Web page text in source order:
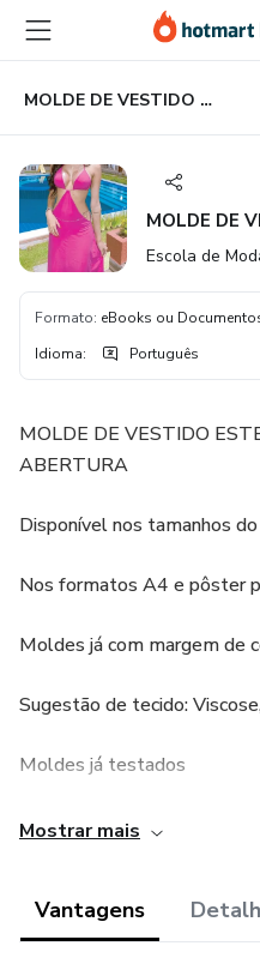
para
conteúdo
principal
para
pagamento
para
rodapé
MOLDE DE VESTIDO ESTEFANIA
MOLDE DE
Escola de
Formato: eBooks ou
Idioma: Português
MOLDE DE VESTIDO
ABERTURA
Disponível nos tamanhos
Nos formatos A4 e pôster
Moldes já com margem de
Sugestão de tecido:
Moldes já testados
Mostrar mais
Vantagens